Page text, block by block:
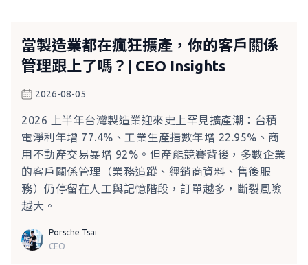
當製造業都在瘋狂擴產，你的客戶關係
管理跟上了嗎？| CEO Insights
2026-08-05
2026 上半年台灣製造業迎來史上罕見擴產潮：台積
電淨利年增 77.4%、工業生產指數年增 22.95%、商
用不動產交易暴增 92%。但產能競賽背後，多數企業
的客戶關係管理（業務追蹤、經銷商資料、售後服
務）仍停留在人工與記憶階段，訂單越多，斷裂風險
越大。
Porsche Tsai
CEO